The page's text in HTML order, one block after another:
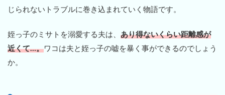
じられないトラブルに巻き込まれていく物語です。
姪っ子のミサトを溺愛する夫は、 あり得ないくらい距離感が
近くて…。ワコは夫と姪っ子の嘘を暴く事ができるのでしょう
か。